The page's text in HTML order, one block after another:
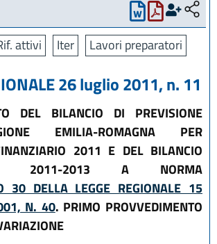
attivi Iter Lavori preparatori
26 luglio 2011, n. 11
DEL BILANCIO DI PREVISIONE
EMILIA-ROMAGNA PER
2011 E DEL BILANCIO
2011-2013 A NORMA
30 DELLA LEGGE REGIONALE 15
N. 40. PRIMO PROVVEDIMENTO